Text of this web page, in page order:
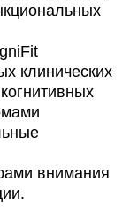
клинических
внимания